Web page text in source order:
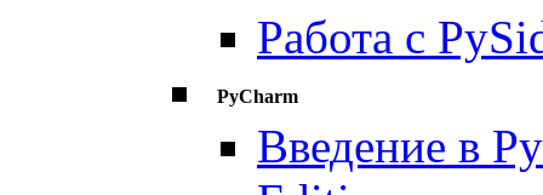
Работа с
PyCharm
Введение в